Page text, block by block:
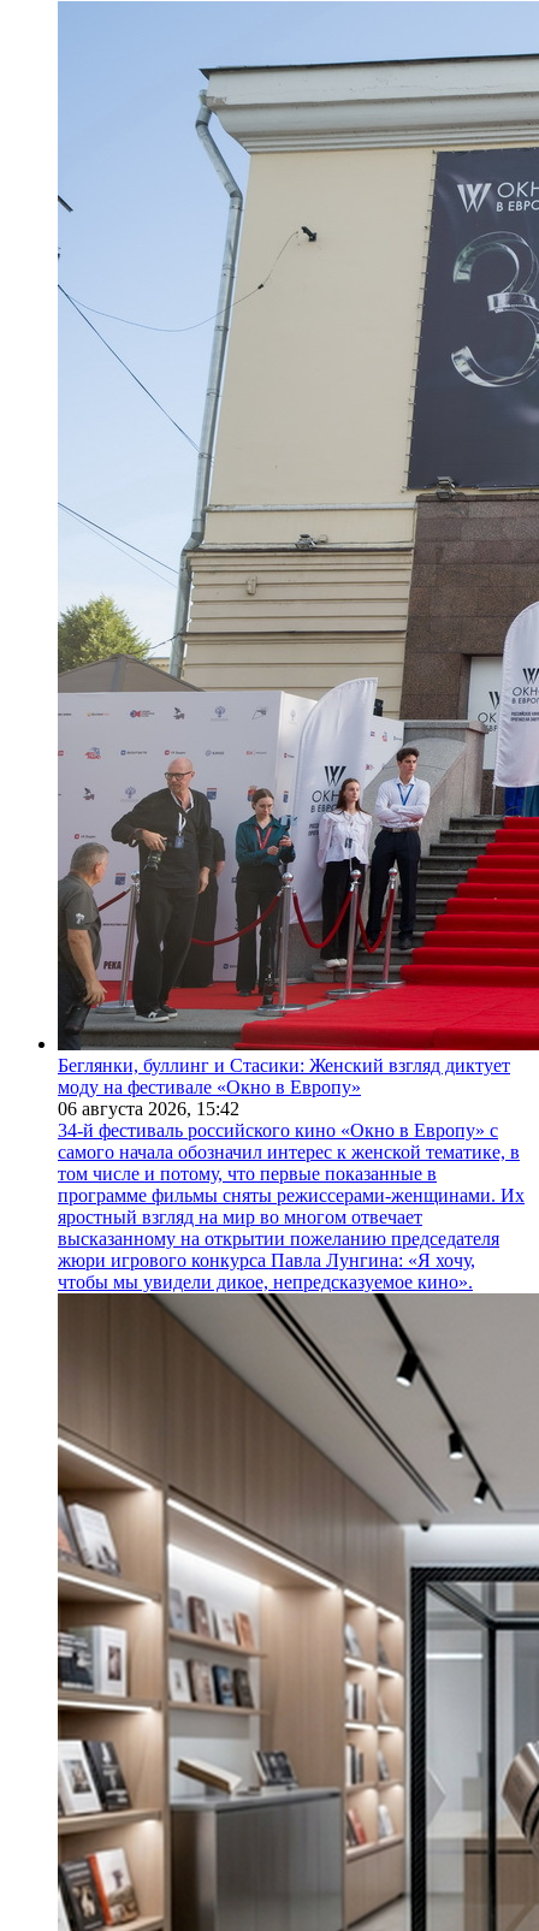
Беглянки, буллинг и Стасики: Женский взгляд диктует
моду на фестивале «Окно в Европу»
06 августа 2026, 15:42
34-й фестиваль российского кино «Окно в Европу» с
самого начала обозначил интерес к женской тематике, в
том числе и потому, что первые показанные в
программе фильмы сняты режиссерами-женщинами. Их
яростный взгляд на мир во многом отвечает
высказанному на открытии пожеланию председателя
жюри игрового конкурса Павла Лунгина: «Я хочу,
чтобы мы увидели дикое, непредсказуемое кино».